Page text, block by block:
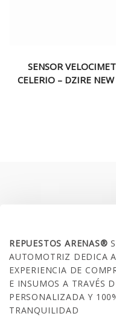
SENSOR
CELERIO – DZIRE
REPUESTOS ARENAS®
AUTOMOTRIZ DEDICA
EXPERIENCIA DE
E INSUMOS A TRAVÉS
PERSONALIZADA Y
TRANQUILIDAD